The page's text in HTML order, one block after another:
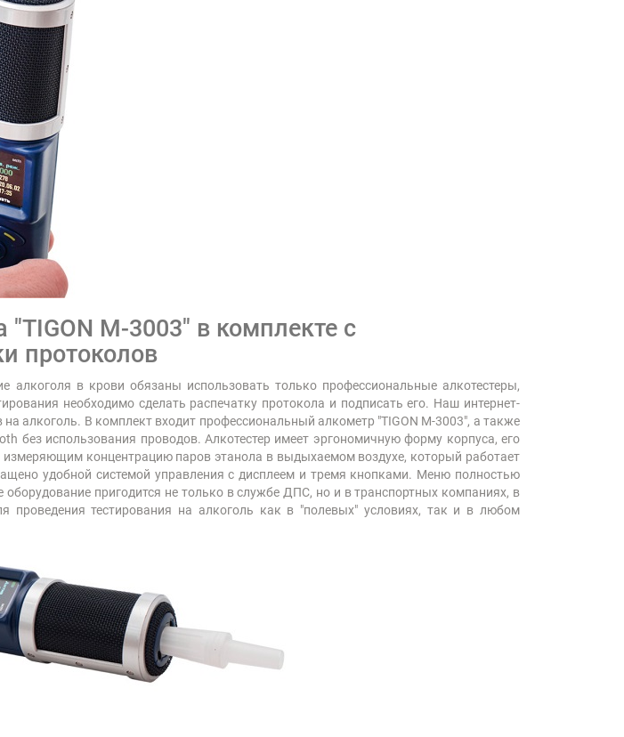
"TIGON М-3003" в комплекте с
протоколов
алкоголя в крови обязаны использовать только профессиональные алкотестеры,
необходимо сделать распечатку протокола и подписать его. Наш интернет-
алкоголь. В комплект входит профессиональный алкометр "TIGON М-3003", а также
без использования проводов. Алкотестер имеет эргономичную форму корпуса, его
концентрацию паров этанола в выдыхаемом воздухе, который работает
удобной системой управления с дисплеем и тремя кнопками. Меню полностью
пригодится не только в службе ДПС, но и в транспортных компаниях, в
проведения тестирования на алкоголь как в "полевых" условиях, так и в любом